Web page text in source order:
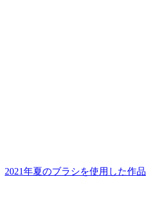
2021年夏のブラシを使用した作品